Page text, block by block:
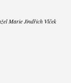
Marie Jindřich Vlček